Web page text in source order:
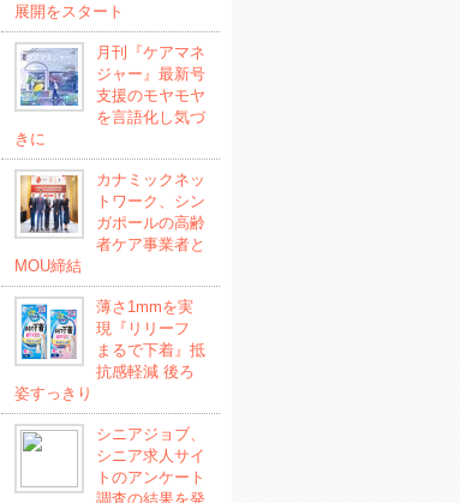
展開をスタート
月刊『ケアマネ
ジャー』最新号
支援のモヤモヤ
を言語化し気づ
きに
カナミックネッ
トワーク、シン
ガポールの高齢
者ケア事業者と
MOU締結
薄さ1mmを実
現『リリーフ
まるで下着』抵
抗感軽減 後ろ
姿すっきり
シニアジョブ、
シニア求人サイ
トのアンケート
調査の結果を発